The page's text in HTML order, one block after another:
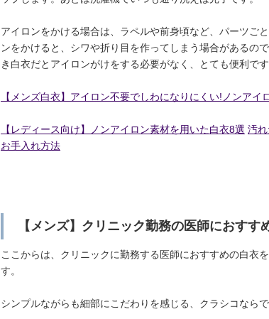
アイロンをかける場合は、ラペルや前身頃など、パーツご
ンをかけると、シワや折り目を作ってしまう場合があるの
き白衣だとアイロンがけをする必要がなく、とても便利です
【メンズ白衣】アイロン不要でしわになりにくい!ノンアイ
【レディース向け】ノンアイロン素材を用いた白衣8選 汚
お手入れ方法
【メンズ】クリニック勤務の医師におすす
ここからは、クリニックに勤務する医師におすすめの白衣
す。
シンプルながらも細部にこだわりを感じる、クラシコなら